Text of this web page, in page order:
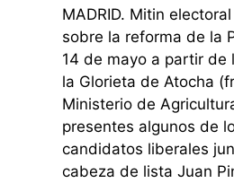
MADRID. Mitin
sobre la reforma de la
14 de mayo a partir de
la Glorieta de Atocha
Ministerio de
presentes algunos de
candidatos liberales
cabeza de lista Juan